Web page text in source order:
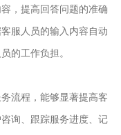
，提高回答问题的准确
服人员的输入内容自动
的工作负担。
流程，能够显著提高客
询、跟踪服务进度、记